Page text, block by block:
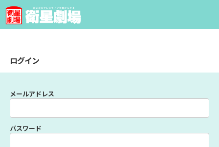
ログイン
メールアドレス
パスワード